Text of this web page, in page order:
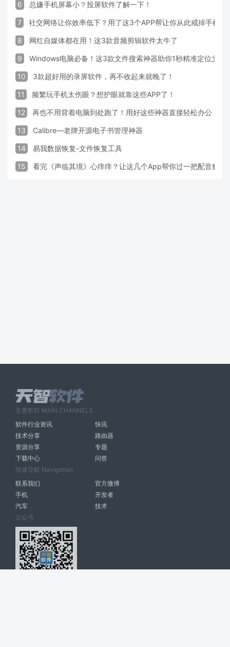
6 总嫌手机屏幕小？投屏软件了解一下！
7 社交网络让你效率低下？用了这3个APP帮让你从此戒掉手机！
8 网红自媒体都在用！这3款音频剪辑软件太牛了
9 Windows电脑必备！这3款文件搜索神器助你1秒精准定位文件
10 3款超好用的录屏软件，再不收起来就晚了！
11 频繁玩手机太伤眼？想护眼就靠这些APP了！
12 再也不用背着电脑到处跑了！用好这些神器直接轻松办公
13 Calibre—老牌开源电子书管理神器
14 易我数据恢复-文件恢复工具
15 看完《声临其境》心痒痒？让这几个App帮你过一把配音瘾
主要栏目 MAIN CHANNELS
软件行业资讯
快讯
技术分享
路由器
资源分享
专题
下载中心
问答
快速导航 Navigation
联系我们
官方微博
手机
开发者
汽车
技术
公众号